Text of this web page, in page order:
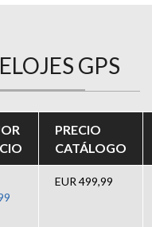
GPS
PRECIO
CATÁLOGO
EUR 499,99